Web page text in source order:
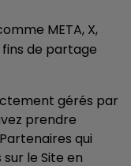
META, X,
fins de partage
gérés par
prendre
qui
le Site en